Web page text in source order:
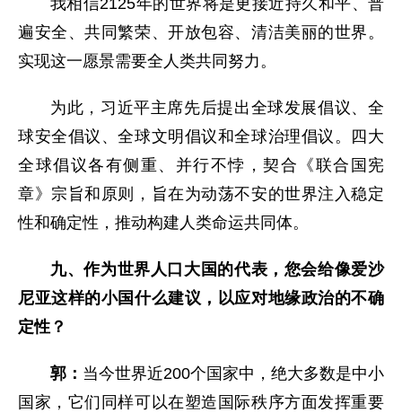
我相信2125年的世界将是更接近持久和平、普
遍安全、共同繁荣、开放包容、清洁美丽的世界。
实现这一愿景需要全人类共同努力。
为此，习近平主席先后提出全球发展倡议、全
球安全倡议、全球文明倡议和全球治理倡议。四大
全球倡议各有侧重、并行不悖，契合《联合国宪
章》宗旨和原则，旨在为动荡不安的世界注入稳定
性和确定性，推动构建人类命运共同体。
九、作为世界人口大国的代表，您会给像爱沙
尼亚这样的小国什么建议，以应对地缘政治的不确
定性？
郭： 当今世界近200个国家中，绝大多数是中小
国家，它们同样可以在塑造国际秩序方面发挥重要